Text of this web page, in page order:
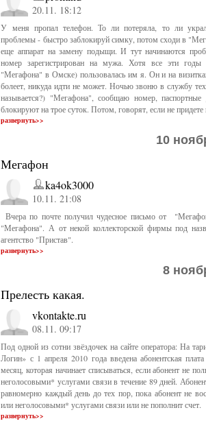
20.11. 18:12
У меня пропал телефон. То ли потеряла, то ли
проблемы - быстро заблокируй симку, потом сходи в
еще аппарат на замену подыщи. И тут начинаются
номер зарегистрирован на мужа. Хотя все эти годы
"Мегафона" в Омске) пользовалась им я. Он и на
болеет, никуда идти не может. Ночью звоню в службу
называется?) "Мегафона", сообщаю номер,
блокируют на трое суток. Потом, говорят, если не
развернуть>>
10
Мегафон
ka4ok3000
10.11. 21:08
Вчера по почте получил чудесное письмо от
"Мегафона". А от некой коллекторской фирмы под
агентство "Пристав".
развернуть>>
8
Прелесть какая.
vkontakte.ru
08.11. 09:17
Под одной из сотни звёздочек на сайте оператора: На
Логин» с 1 апреля 2010 года введена абонентская
месяц, которая начинает списываться, если абонент не
неголосовыми* услугами связи в течение 89 дней.
равномерно каждый день до тех пор, пока абонент не
или неголосовыми* услугами связи или не пополнит счет.
развернуть>>